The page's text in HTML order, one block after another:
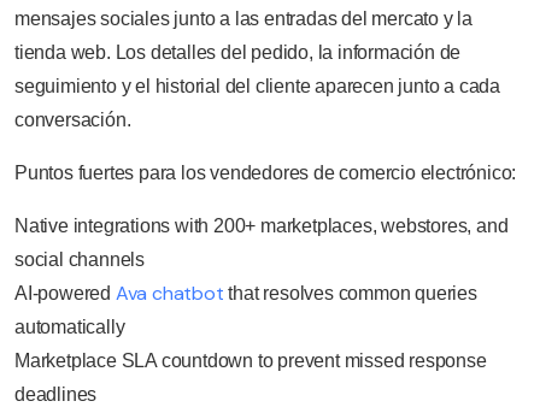
mensajes sociales junto a las entradas del mercato y la
tienda web. Los detalles del pedido, la información de
seguimiento y el historial del cliente aparecen junto a cada
conversación.
Puntos fuertes para los vendedores de comercio electrónico:
Native integrations with 200+ marketplaces, webstores, and
social channels
AI-powered Ava chatbot that resolves common queries
automatically
Marketplace SLA countdown to prevent missed response
deadlines